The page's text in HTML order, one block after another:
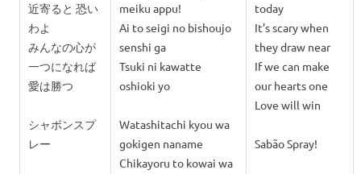
近寄ると 恐い
わよ
みんなの心が
一つになれば
愛は勝つ
シャボンスプ
レー
meiku appu!
Ai to seigi no bishoujo
senshi ga
Tsuki ni kawatte
oshioki yo
Watashitachi kyou wa
gokigen naname
Chikayoru to kowai wa
today
It’s scary when
they draw near
If we can make
our hearts one
Love will win
Sabão Spray!